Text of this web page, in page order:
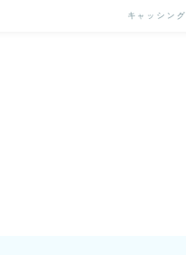
キャッシング